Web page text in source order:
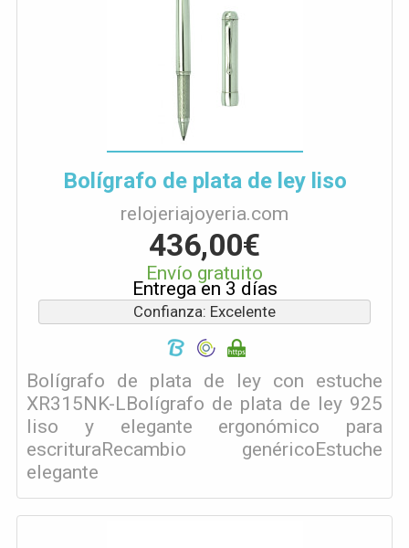
Bolígrafo de plata de ley liso
relojeriajoyeria.com
436,00€
Envío gratuito
Entrega en 3 días
Confianza: Excelente
Bolígrafo de plata de ley con estuche
XR315NK-LBolígrafo de plata de ley 925
liso y elegante ergonómico para
escrituraRecambio genéricoEstuche
elegante